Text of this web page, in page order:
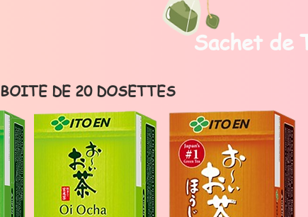
Sachet de
BOITE DE 20 DOSETTES